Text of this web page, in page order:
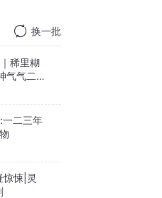
换一批
稀里糊
气气二年
一二三年
惊悚|灵